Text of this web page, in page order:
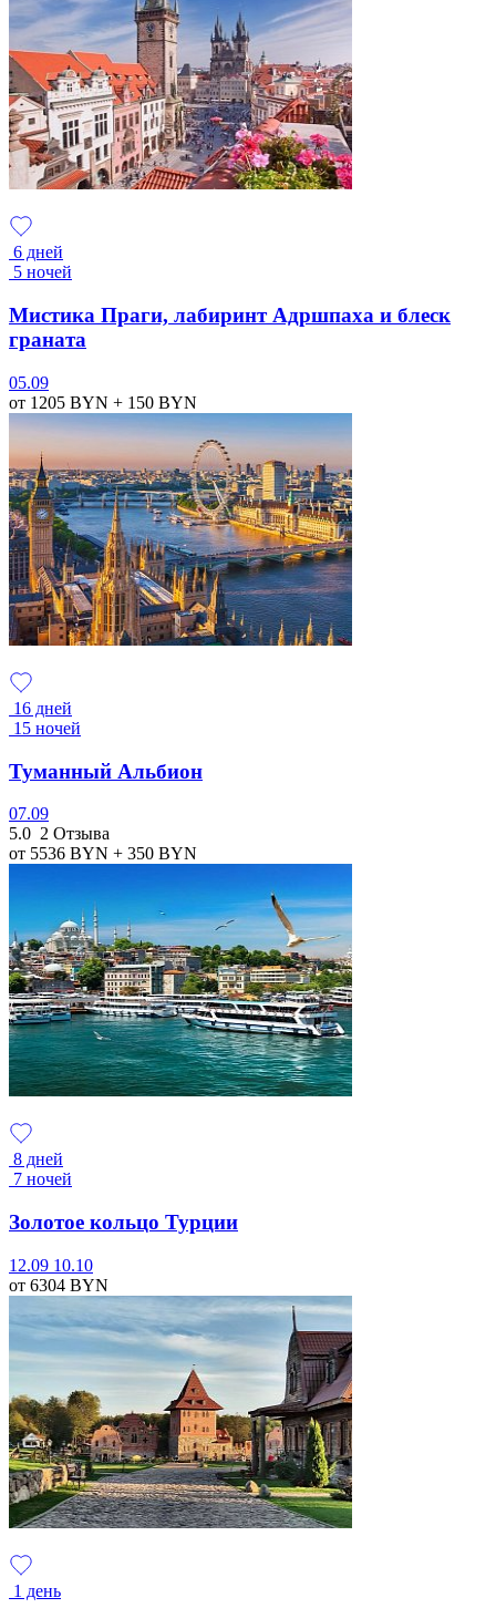
6 дней
5 ночей
Мистика Праги, лабиринт Адршпаха и блеск
граната
05.09
от 1205 BYN + 150 BYN
16 дней
15 ночей
Туманный Альбион
07.09
5.0 2 Отзыва
от 5536 BYN + 350 BYN
8 дней
7 ночей
Золотое кольцо Турции
12.09 10.10
от 6304 BYN
1 день